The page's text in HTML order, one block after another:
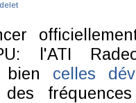
l'ATI
bien celles